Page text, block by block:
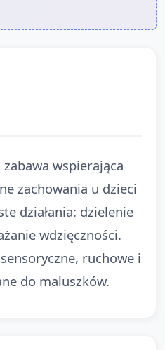
wspierająca
zachowania u dzieci
działania: dzielenie
wdzięczności.
ruchowe i
do maluszków.